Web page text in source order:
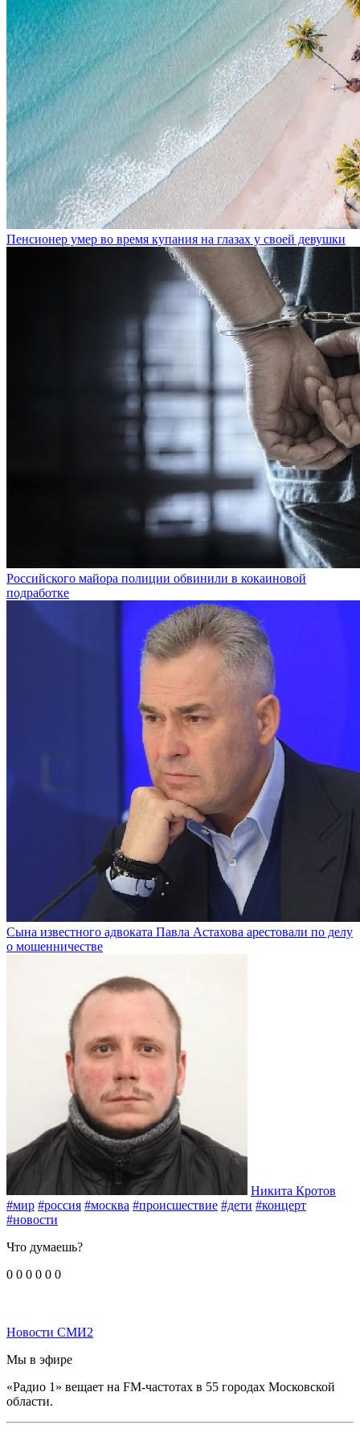
Пенсионер умер во время купания на глазах у своей девушки
Российского майора полиции обвинили в кокаиновой
подработке
Сына известного адвоката Павла Астахова арестовали по делу
о мошенничестве
Никита Кротов
#мир #россия #москва #происшествие #дети #концерт
#новости
Что думаешь?
0 0 0 0 0 0
Новости СМИ2
Мы в эфире
«Радио 1» вещает на FM-частотах в 55 городах Московской
области.